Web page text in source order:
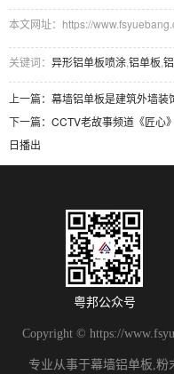
本文网址：https://
关键词： 异形铝单板喷涂铝单板
上一篇： 幕墙铝单板是建筑外墙装
下一篇： CCTV老故事频道《匠心
日播出
粤邦公众号
Copyright © https://
专业从事于幕墙铝单板,粉